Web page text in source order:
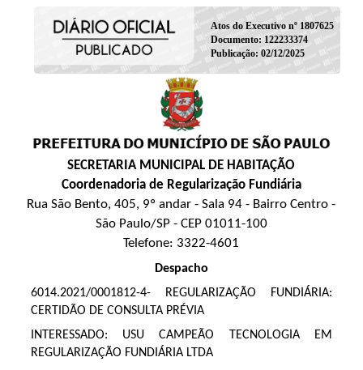
Atos do Executivo nº 1807625
Documento: 122233374
Publicação: 02/12/2025
SECRETARIA MUNICIPAL DE HABITAÇÃO
Coordenadoria de Regularização Fundiária
Rua São Bento, 405, 9º andar - Sala 94 - Bairro Centro -
São Paulo/SP - CEP 01011-100
Telefone: 3322-4601
Despacho
6014.2021/0001812-4- REGULARIZAÇÃO FUNDIÁRIA:
CERTIDÃO DE CONSULTA PRÉVIA
INTERESSADO: USU CAMPEÃO TECNOLOGIA EM
REGULARIZAÇÃO FUNDIÁRIA LTDA